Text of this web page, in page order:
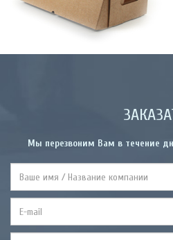
Мы перезвоним Вам в течение